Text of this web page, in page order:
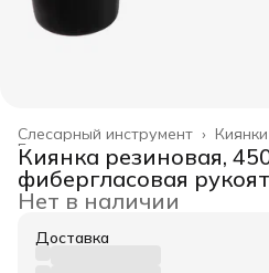
Киянки
Слесарный инструмент ›
Главная ›
Киянка резиновая,
фибергласовая
Нет в наличии
Доставка